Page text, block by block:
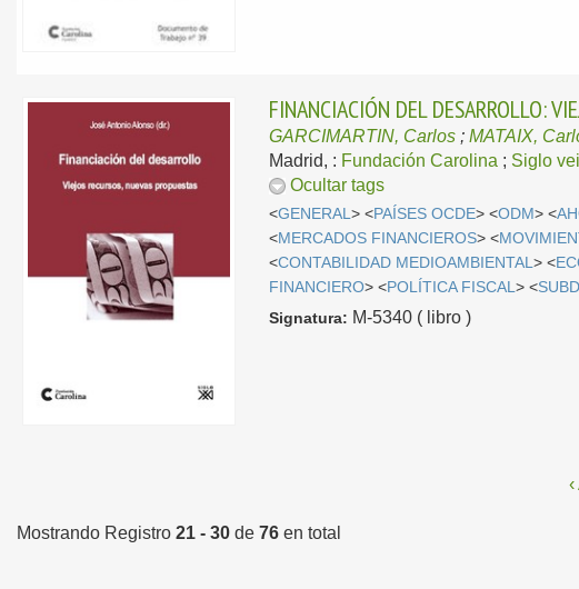
FINANCIACIÓN DEL DESARROLLO:
GARCIMARTIN, Carlos ;MATAIX,
Madrid, : Fundación Carolina ; Siglo
Ocultar tags
<GENERAL> <PAÍSES OCDE> <ODM> <
<MERCADOS FINANCIEROS> <
<CONTABILIDAD MEDIOAMBIENTAL> <
FINANCIERO> <POLÍTICA FISCAL> <
Signatura: M-5340 ( libro )
Mostrando Registro 21 - 30 de 76 en total